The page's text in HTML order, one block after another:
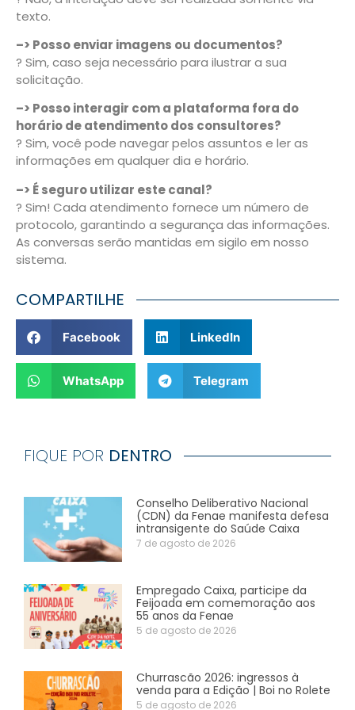
texto.
–> Posso enviar imagens ou documentos?
? Sim, caso seja necessário para ilustrar a sua
solicitação.
–> Posso interagir com a plataforma fora do
horário de atendimento dos consultores?
? Sim, você pode navegar pelos assuntos e ler as
informações em qualquer dia e horário.
–> É seguro utilizar este canal?
? Sim! Cada atendimento fornece um número de
protocolo, garantindo a segurança das informações.
As conversas serão mantidas em sigilo em nosso
sistema.
COMPARTILHE
Facebook LinkedIn
WhatsApp Telegram
FIQUE POR DENTRO
Conselho Deliberativo Nacional
(CDN) da Fenae manifesta defesa
intransigente do Saúde Caixa
7 de agosto de 2026
Empregado Caixa, participe da
Feijoada em comemoração aos
55 anos da Fenae
5 de agosto de 2026
Churrascão 2026: ingressos à
venda para a Edição | Boi no Rolete
5 de agosto de 2026